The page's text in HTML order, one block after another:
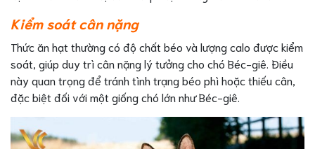
Kiểm soát cân nặng
Thức ăn hạt thường có độ chất béo và lượng calo được kiểm
soát, giúp duy trì cân nặng lý tưởng cho chó Béc-giê. Điều
này quan trọng để tránh tình trạng béo phì hoặc thiếu cân,
đặc biệt đối với một giống chó lớn như Béc-giê.